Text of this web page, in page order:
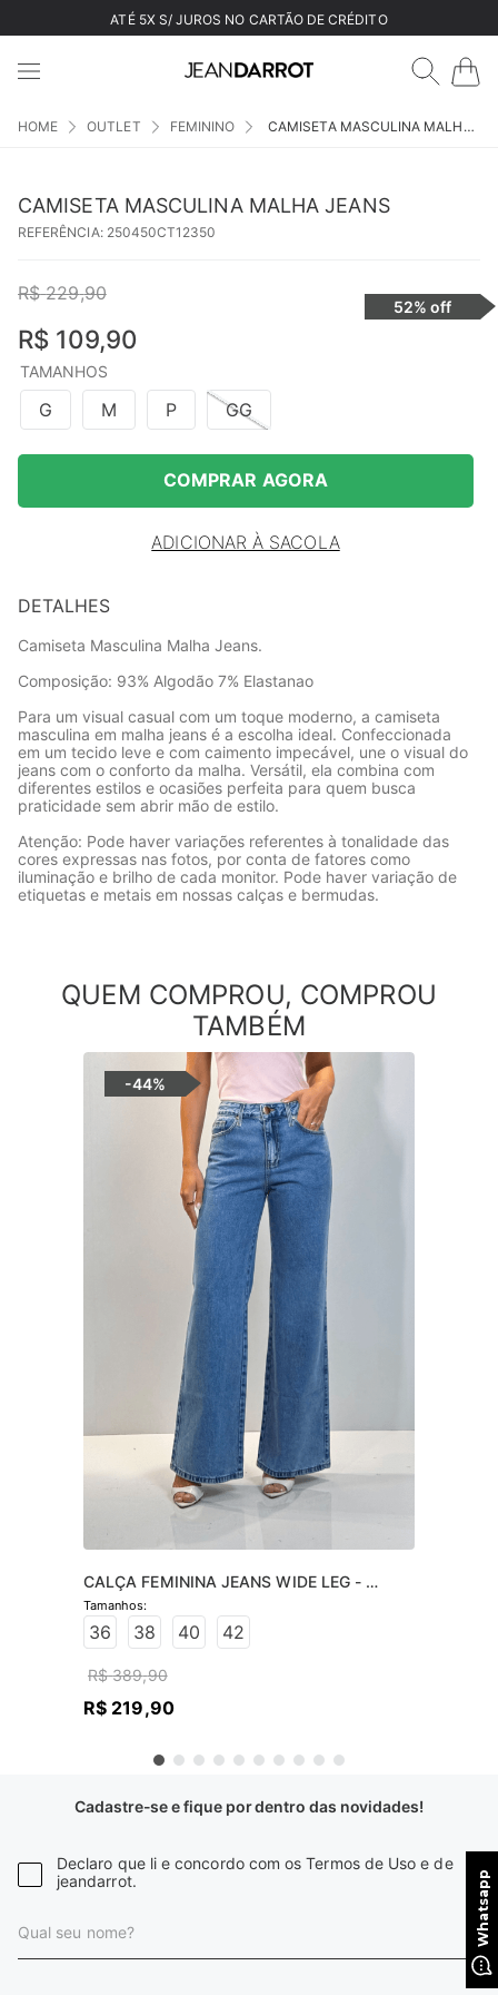
ATÉ 5X S/ JUROS NO CARTÃO DE CRÉDITO
OUTLET FEMININO CAMISETA MASCULINA MALHA JEANS
CAMISETA MASCULINA MALHA JEANS
REFERÊNCIA: 250450CT12350
R$ 229,90
R$ 109,90
52% off
TAMANHOS
G M P GG
COMPRAR AGORA
ADICIONAR À SACOLA
DETALHES
Camiseta Masculina Malha Jeans.
Composição: 93% Algodão 7% Elastanao
Para um visual casual com um toque moderno, a camiseta
masculina em malha jeans é a escolha ideal. Confeccionada
em um tecido leve e com caimento impecável, une o visual do
jeans com o conforto da malha. Versátil, ela combina com
diferentes estilos e ocasiões perfeita para quem busca
praticidade sem abrir mão de estilo.
Atenção: Pode haver variações referentes à tonalidade das
cores expressas nas fotos, por conta de fatores como
iluminação e brilho de cada monitor. Pode haver variação de
etiquetas e metais em nossas calças e bermudas.
QUEM COMPROU, COMPROU
TAMBÉM
-44%
CALÇA FEMININA JEANS WIDE LEG -
JEANS CLARO
36 38 40 42
R$ 389,90
R$ 219,90
Cadastre-se e fique por dentro das novidades!
Declaro que li e concordo com os Termos de Uso e de
jeandarrot.